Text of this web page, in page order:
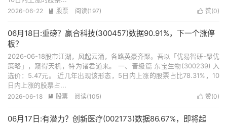
 赞(0)
2026-06-22  股票 阅读(197)
06月18日:重磅？赢合科技(300457)数据90.91%，下一个涨停
板？
2026-06-18股市江湖，风起云涌，各路英豪齐聚。吾以「优易智研-聚优
策略」，窥得天机，特为诸君道来。 一、晋级篇 东宝生物(300239) 入
选价：5.47元。 近几年出现该形态，5日内上涨的股票占比78.31%，10
日内上涨的股票占...
 赞(0)
2026-06-18  股票 阅读(105)
06月17日:有潜力？创新医疗(002173)数据86.67%，即将起